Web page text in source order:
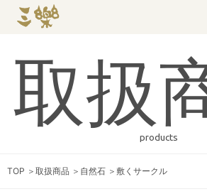
取扱
products
TOP ＞ 取扱商品 ＞ 自然石＞ 敷くサークル